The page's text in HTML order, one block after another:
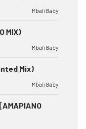
Mbali Baby
MIX)
Mbali Baby
Mix)
Mbali Baby